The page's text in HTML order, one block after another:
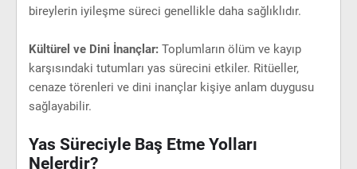
bireylerin iyileşme süreci genellikle daha sağlıklıdır.
Kültürel ve Dini İnançlar: Toplumların ölüm ve kayıp
karşısındaki tutumları yas sürecini etkiler. Ritüeller,
cenaze törenleri ve dini inançlar kişiye anlam duygusu
sağlayabilir.
Yas Süreciyle Baş Etme Yolları
Nelerdir?